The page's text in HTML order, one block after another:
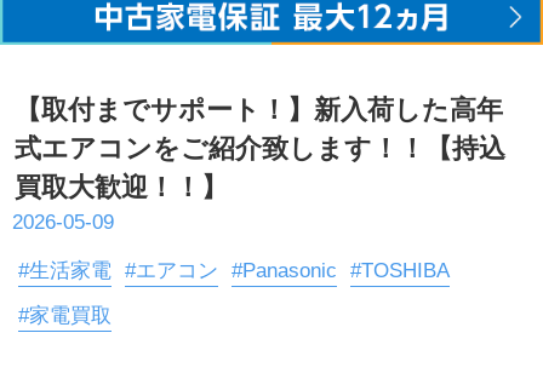
【取付までサポート！】新入荷した高年
式エアコンをご紹介致します！！【持込
買取大歓迎！！】
2026-05-09
#生活家電 #エアコン #Panasonic
#TOSHIBA
#家電買取